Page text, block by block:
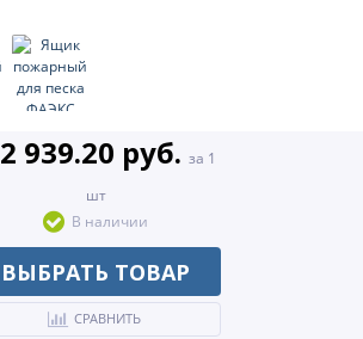
2 939.20 руб. за 1
шт
В наличии
ВЫБРАТЬ ТОВАР
СРАВНИТЬ